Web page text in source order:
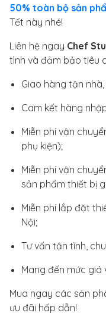
50% toàn bộ sản
Tết này nhé!
Liên hệ ngay Chef
tình và đảm bảo tiêu
Giao hàng tận
Cam kết hàng
Miễn phí vận
phụ kiện);
Miễn phí vận
sản phẩm thiết bị
Miễn phí lắp đặt
Nội;
Tư vấn tận tình,
Mang đến mức giá
Mua ngay các sản
ưu đãi hấp dẫn!